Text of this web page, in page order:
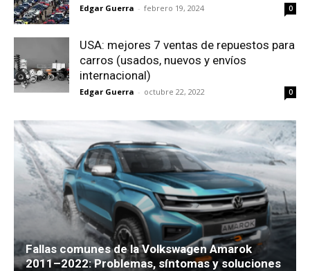
Edgar Guerra - febrero 19, 2024 0
USA: mejores 7 ventas de repuestos para
carros (usados, nuevos y envíos
internacional)
Edgar Guerra - octubre 22, 2022 0
Fallas comunes de la Volkswagen Amarok
2011–2022: Problemas, síntomas y soluciones